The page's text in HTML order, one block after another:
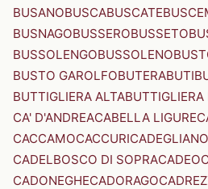
BUSANOBUSCABUSCATE
BUSNAGOBUSSEROBUSSETO
BUSSOLENGOBUSSOLENO
BUSTO GAROLFOBUTERABUTI
BUTTIGLIERA ALTABUTTIGLIERA
CA' D'ANDREACABELLA LIGURE
CACCAMOCACCURI
CADELBOSCO DI SOPRACADEO
CADONEGHECADORAGO